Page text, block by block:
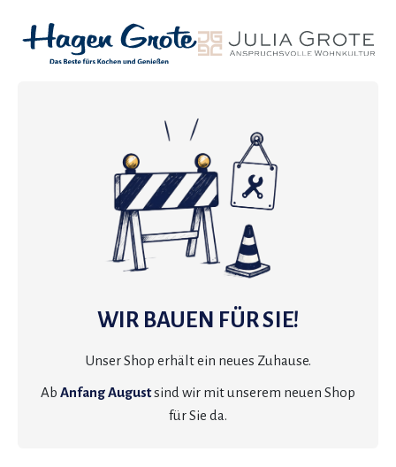
WIR BAUEN FÜR SIE!
Unser Shop erhält ein neues Zuhause.
Ab Anfang Augustsind wir mit unserem neuen Shop
für Sie da.